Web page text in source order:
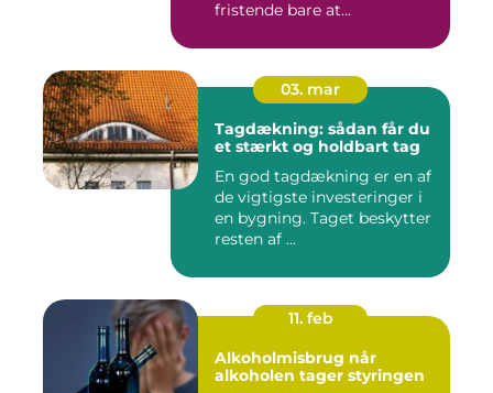
fristende bare at...
03. mar
Tagdækning: sådan får du
et stærkt og holdbart tag
En god tagdækning er en af
de vigtigste investeringer i
en bygning. Taget beskytter
resten af ...
11. feb
Alkoholmisbrug når
alkoholen tager styringen